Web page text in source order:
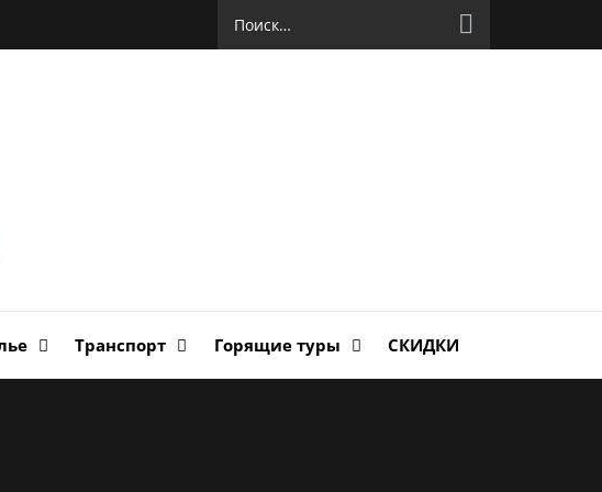
Транспорт Горящие туры СКИДКИ